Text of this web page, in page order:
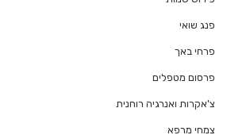
פנג שואי
פרחי באך
פרסום מטפלים
צ'אקרות ואנרגיה רוחנית
צמחי מרפא